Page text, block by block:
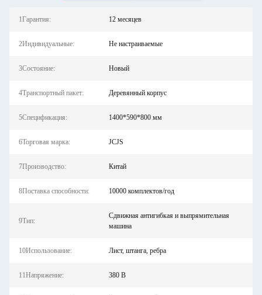
1Гарантия: 12 месяцев
2Индивидуальные: Не настраиваемые
3Состояние: Новый
4Транспортный пакет: Деревянный корпус
5Спецификация: 1400*590*800 мм
6Торговая марка: JCJS
7Производство: Китай
8Поставка способности: 10000 комплектов/год
9Тип:
Сдвижная антигибкая и выпрямительная
машина
10Использование: Лист, штанга, ребра
11Напряжение: 380 В